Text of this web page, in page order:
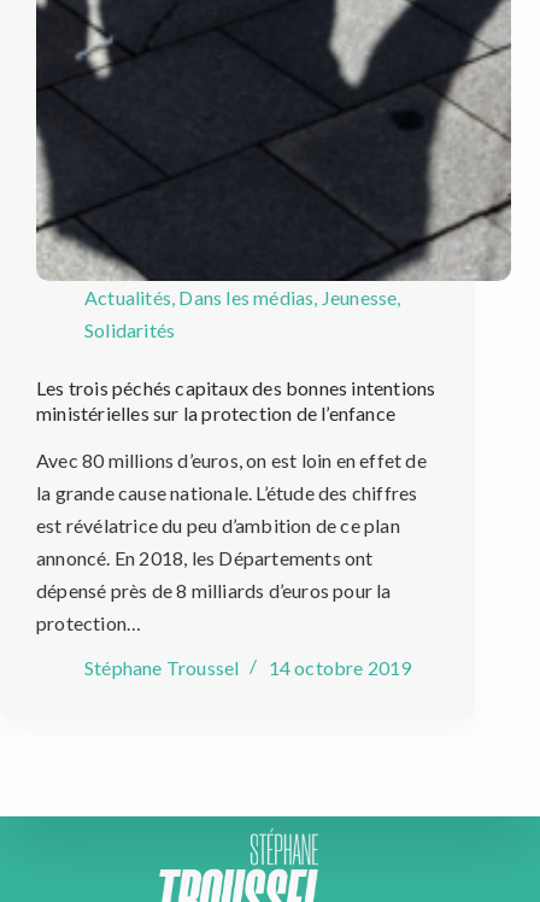
Actualités Dans les médias Jeunesse
Solidarités
Les trois péchés capitaux des bonnes intentions
ministérielles sur la protection de l’enfance
Avec 80 millions d’euros, on est loin en effet de
la grande cause nationale. L’étude des chiffres
est révélatrice du peu d’ambition de ce plan
annoncé. En 2018, les Départements ont
dépensé près de 8 milliards d’euros pour la
protection…
Stéphane Troussel
14 octobre 2019